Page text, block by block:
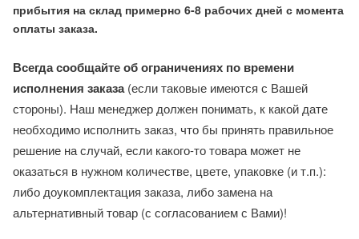
прибытия на склад примерно 6-8 рабочих дней с момента
оплаты заказа.
Всегда сообщайте об ограничениях по времени
исполнения заказа(если таковые имеются с Вашей
стороны). Наш менеджер должен понимать, к какой дате
необходимо исполнить заказ, что бы принять правильное
решение на случай, если какого-то товара может не
оказаться в нужном количестве, цвете, упаковке (и т.п.):
либо доукомплектация заказа, либо замена на
альтернативный товар (с согласованием с Вами)!